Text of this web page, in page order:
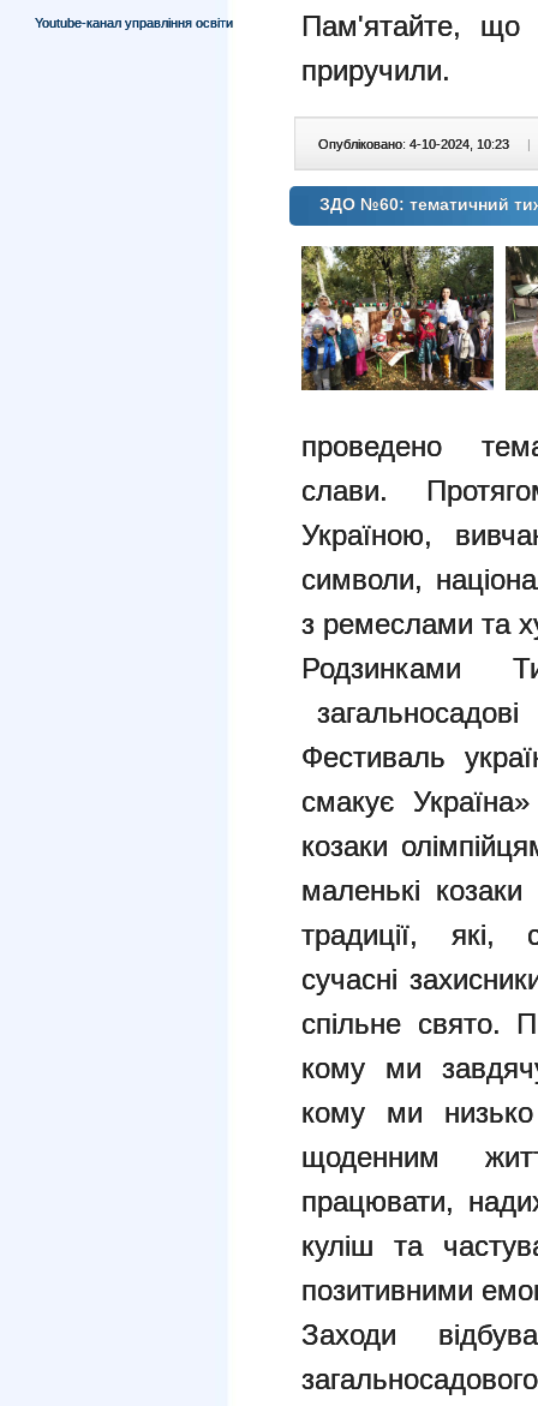
Youtube-канал управління освіти
Пам'ятайте, що
приручили.
Опубліковано: 4-10-2024, 10:23 |
ЗДО №60: тематичний
проведено
слави.
Україною,
символи,
з ремеслами та
Родзинками
Фестиваль
смакує
козаки
маленькі козаки
традиції, які,
сучасні
спільне свято.
кому ми
кому ми
щоденним
працювати,
куліш та
позитивними
Заходи